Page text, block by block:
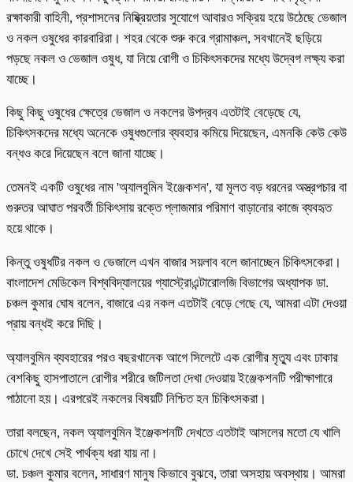
রক্ষাকারী বাহিনী, প্রশাসনের নিষ্ক্রিয়তার সুযোগে আবারও সক্রিয় হয়ে উঠেছে ভেজাল
ও নকল ওষুধের কারবারিরা। শহর থেকে শুরু করে গ্রামাঞ্চল, সবখানেই ছড়িয়ে
পড়ছে নকল ও ভেজাল ওষুধ, যা নিয়ে রোগী ও চিকিৎসকদের মধ্যে উদ্বেগ লক্ষ্য করা
যাচ্ছে।
কিছু কিছু ওষুধের ক্ষেত্রে ভেজাল ও নকলের উপদ্রব এতটাই বেড়েছে যে,
চিকিৎসকদের মধ্যে অনেকে ওষুধগুলোর ব্যবহার কমিয়ে দিয়েছেন, এমনকি কেউ কেউ
বন্ধও করে দিয়েছেন বলে জানা যাচ্ছে।
তেমনই একটি ওষুধের নাম 'অ্যালবুমিন ইঞ্জেকশন', যা মূলত বড় ধরনের অস্ত্রপচার বা
গুরুতর আঘাত পরবর্তী চিকিৎসায় রক্তে প্লাজমার পরিমাণ বাড়ানোর কাজে ব্যবহৃত
হয়ে থাকে।
কিন্তু ওষুধটির নকল ও ভেজালে এখন বাজার সয়লাব বলে জানাচ্ছেন চিকিৎসকেরা।
বাংলাদেশ মেডিকেল বিশ্ববিদ্যালয়ের গ্যাস্ট্রোএন্টারোলজি বিভাগের অধ্যাপক ডা.
চঞ্চল কুমার ঘোষ বলেন, বাজারে এর নকল এতটাই বেড়ে গেছে যে, আমরা এটা দেওয়া
প্রায় বন্ধই করে দিছি।
অ্যালবুমিন ব্যবহারের পরও বছরখানেক আগে সিলেটে এক রোগীর মৃত্যু এবং ঢাকার
বেশকিছু হাসপাতালে রোগীর শরীরে জটিলতা দেখা দেওয়ায় ইঞ্জেকশনটি পরীক্ষাগারে
পাঠানো হয়। এরপরেই নকলের বিষয়টি নিশ্চিত হন চিকিৎসকরা।
তারা বলছেন, নকল অ্যালবুমিন ইঞ্জেকশনটি দেখতে এতটাই আসলের মতো যে খালি
চোখে দেখে সেই পার্থক্য ধরা যায় না।
ডা. চঞ্চল কুমার বলেন, সাধারণ মানুষ কিভাবে বুঝবে, তারা অসহায় অবস্থায়। আমরা